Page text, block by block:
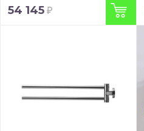
54 145